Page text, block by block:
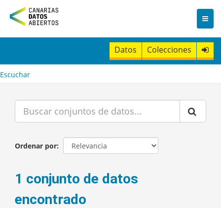
n
t
Datos Colecciones
Escuchar
Ordenar por
1 conjunto de datos
encontrado